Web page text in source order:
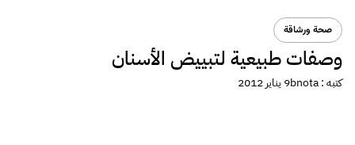
صحة ورشاقة
وصفات طبيعية لتبييض الأسنان
كتبه :bnota9 يناير 2012